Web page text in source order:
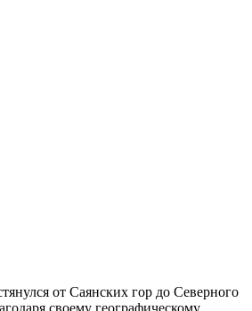
от Саянских гор до Северного
своему географическому